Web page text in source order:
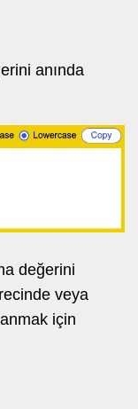
anında
değerini
veya
için